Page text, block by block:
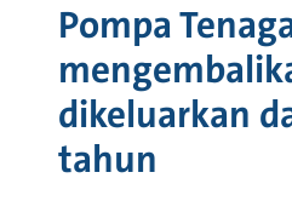
Pompa
dikeluarkan
tahun